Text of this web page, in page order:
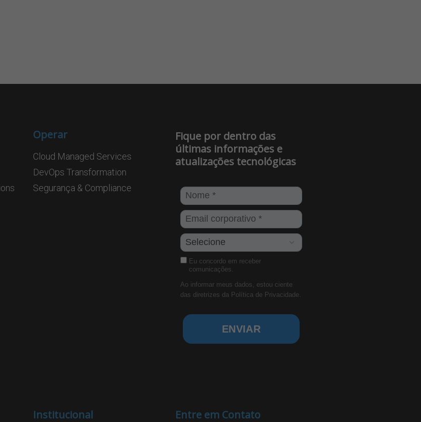
Operar
Cloud Managed Services
DevOps Transformation
Segurança & Compliance
Fique por dentro das
últimas informações e
atualizações tecnológicas
Eu concordo em receber
comunicações.
Ao informar meus dados, estou ciente
das diretrizes da Política de Privacidade.
ENVIAR
Institucional Entre em Contato